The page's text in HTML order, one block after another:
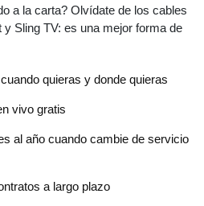
a la carta? Olvídate de los cables
Sling TV: es una mejor forma de
quieras y donde quieras
vivo gratis
al año cuando cambie de servicio
a largo plazo